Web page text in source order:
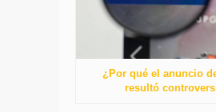
¿Por qué el anuncio
resultó